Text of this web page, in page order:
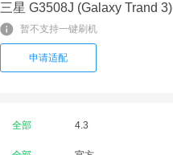
三星 G3508J (Galaxy Trand 3)
暂不支持一键刷机
申请适配
全部 4.3